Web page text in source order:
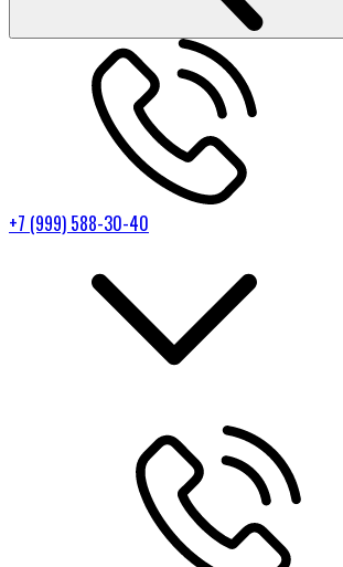
+7 (999) 588-30-40